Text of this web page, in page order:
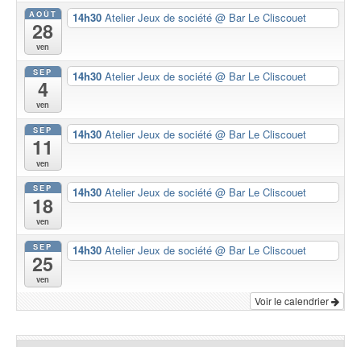
AOÛT
28
ven
14h30 Atelier Jeux de société @ Bar Le Cliscouet
SEP
4
ven
14h30 Atelier Jeux de société @ Bar Le Cliscouet
SEP
11
ven
14h30 Atelier Jeux de société @ Bar Le Cliscouet
SEP
18
ven
14h30 Atelier Jeux de société @ Bar Le Cliscouet
SEP
25
ven
14h30 Atelier Jeux de société @ Bar Le Cliscouet
Voir le calendrier